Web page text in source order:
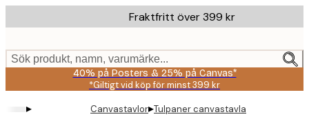
to
content.
Fraktfritt över 399 kr
Sök produkt, namn, varumärke...
40% på Posters & 25% på Canvas*
*Giltigt vid köp för minst 399 kr
▸ Canvastavlor▸Tulpaner canvastavla